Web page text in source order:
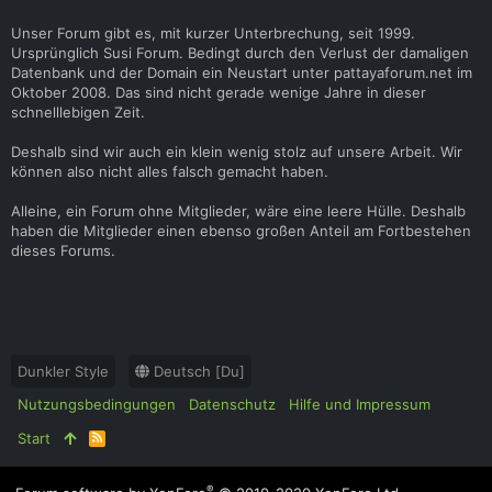
hat.
Am Abend ging es dann wieder raus Richtung Tree Town.
Hatte mich dort mit zwei Kumpels verabredet, um einfach ein
paar Bier zu trinken und gemütlich in den Abend zu starten.
trinken und schauen, wohin der Abend einen so treibt.
Town ist dafür eigentlich perfekt.. Aus einem Bier wurden
dann natürlich wieder mehrere. War ja irgendwie klar.
dabei. K
Irgendwann wurde es dann später und später. Die anderen
waren noch unterwegs oder hatten ihre eigenen Pläne, also
Unser Forum gibt es, mit kurzer Unterbrechung, seit 1999.
Ursprünglich Susi Forum. Bedingt durch den Verlust der damaligen
Datenbank und der Domain ein Neustart unter pattayaforum.net im
Oktober 2008. Das sind nicht gerade wenige Jahre in dieser
schnelllebigen Zeit.
Deshalb sind wir auch ein klein wenig stolz auf unsere Arbeit. Wir
können also nicht alles falsch gemacht haben.
Alleine, ein Forum ohne Mitglieder, wäre eine leere Hülle. Deshalb
haben die Mitglieder einen ebenso großen Anteil am Fortbestehen
dieses Forums.
Dunkler Style
Deutsch [Du]
Nutzungsbedingungen
Datenschutz
Hilfe und Impressum
Start
R
S
S
®